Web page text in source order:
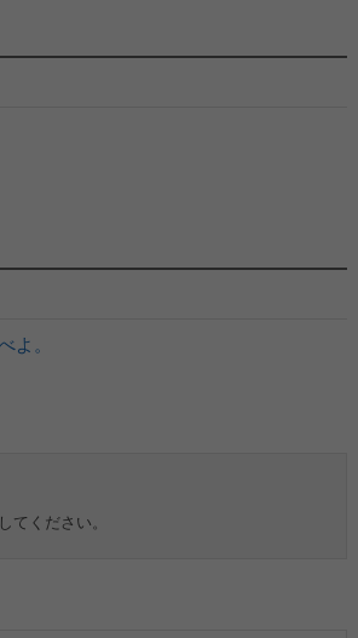
よ。
してください。